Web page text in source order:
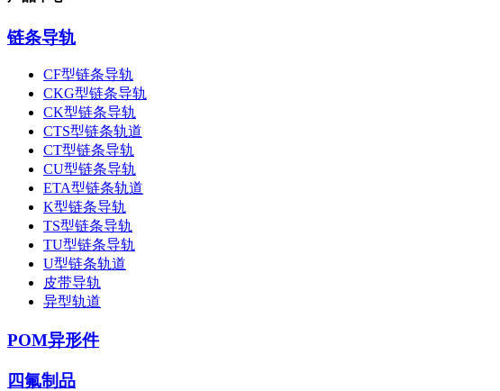
链条导轨
CF型链条导轨
CKG型链条导轨
CK型链条导轨
CTS型链条轨道
CT型链条导轨
CU型链条导轨
ETA型链条轨道
K型链条导轨
TS型链条导轨
TU型链条导轨
U型链条轨道
皮带导轨
异型轨道
POM异形件
四氟制品